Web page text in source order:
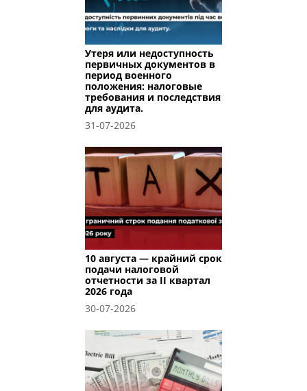
Утеря или недоступность
первичных документов в
период военного
положения: налоговые
требования и последствия
для аудита.
31-07-2026
10 августа — крайний срок
подачи налоговой
отчетности за II квартал
2026 года
30-07-2026